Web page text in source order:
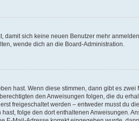
sich keine neuen Benutzer mehr
wende dich an die Board-Administration.
hast. Wenn diese stimmen, dann gibt es zwei
den Anweisungen folgen, die du
freigeschaltet werden – entweder musst du
folge den dort enthaltenen Anweisungen.